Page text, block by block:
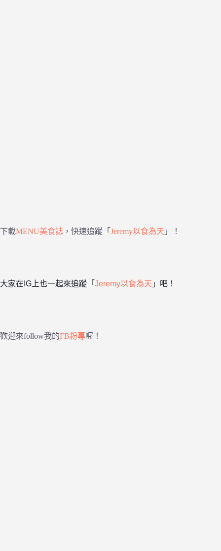
下載MENU美食誌 ，快速追蹤「 Jeremy以食為天 」！
大家在IG上也一起來追蹤「 Jeremy以食為天 」吧！
歡迎來follow我的FB粉專喔！